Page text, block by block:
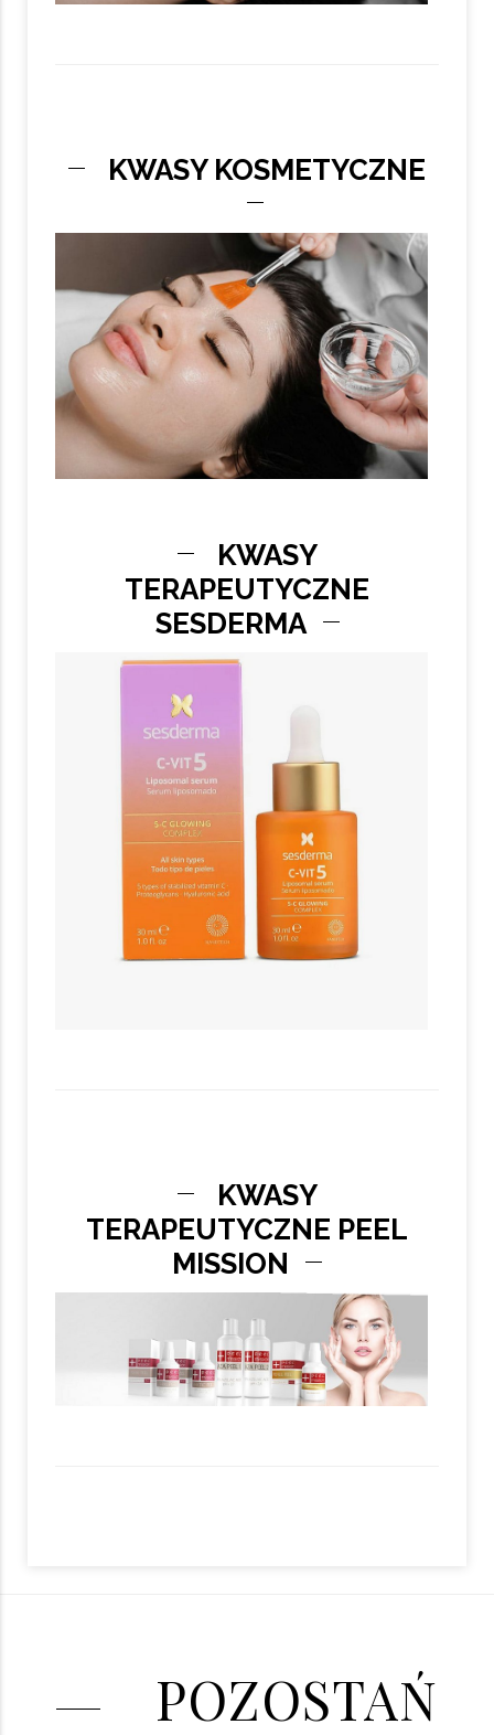
KWASY KOSMETYCZNE
KWASY
TERAPEUTYCZNE
SESDERMA
KWASY
TERAPEUTYCZNE PEEL
MISSION
POZOSTAŃ